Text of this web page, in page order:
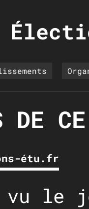
DE
étu.fr
le